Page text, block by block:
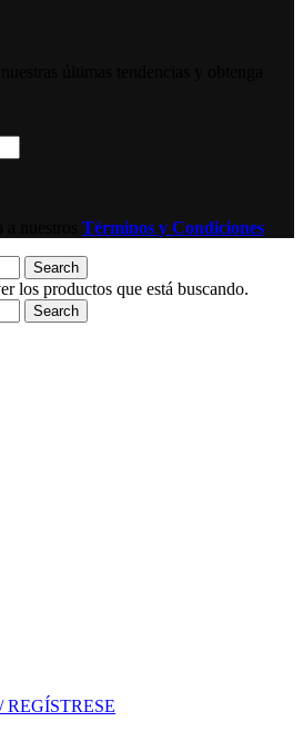
Términos y Condiciones
Search
los productos que está buscando.
Search